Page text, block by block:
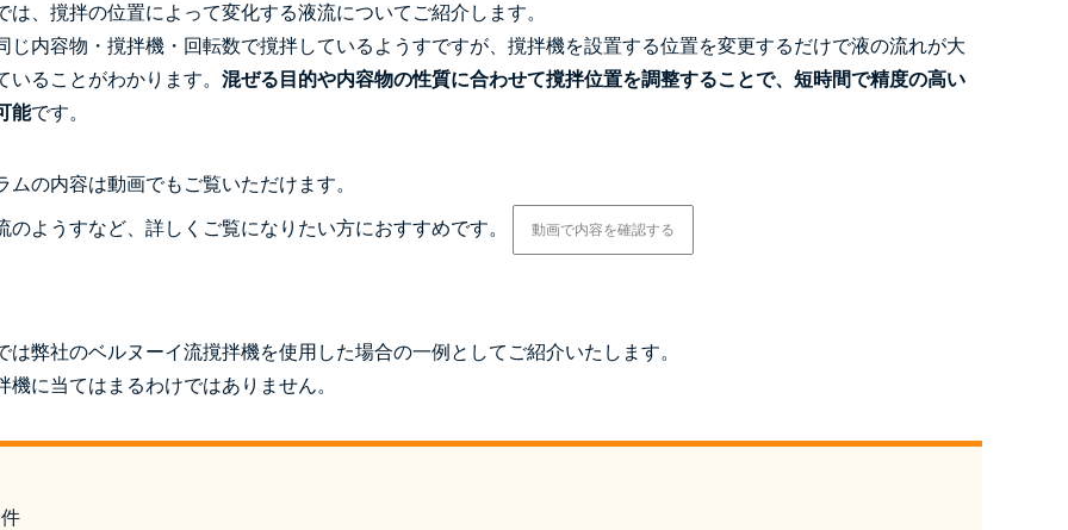
は、撹拌の位置によって変化する液流についてご紹介します。
じ内容物・撹拌機・回転数で撹拌しているようすですが、撹拌機を設置する位置を変更するだけで液の流れが大
いることがわかります。 混ぜる目的や内容物の性質に合わせて撹拌位置を調整することで、短時間で精度の高い
能です。
ムの内容は動画でもご覧いただけます。
のようすなど、詳しくご覧になりたい方におすすめです。
動画で内容を確認する
弊社のベルヌーイ流撹拌機を使用した場合の一例としてご紹介いたします。
機に当てはまるわけではありません。